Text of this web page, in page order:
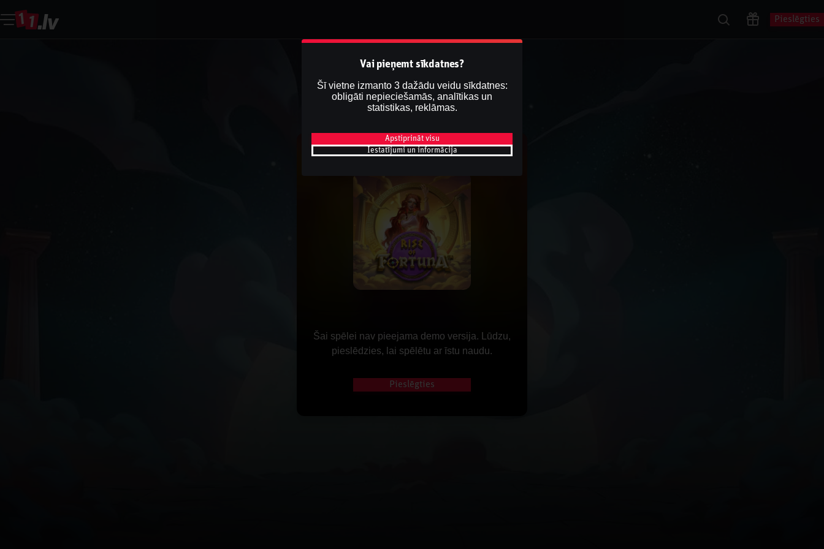
Pieslēgties
Šai spēlei nav pieejama demo versija. Lūdzu,
pieslēdzies, lai spēlētu ar īstu naudu.
Pieslēgties
Vai pieņemt sīkdatnes?
Šī vietne izmanto 3 dažādu veidu sīkdatnes:
obligāti nepieciešamās, analītikas un
statistikas, reklāmas.
Apstiprināt visu
Iestatījumi un informācija